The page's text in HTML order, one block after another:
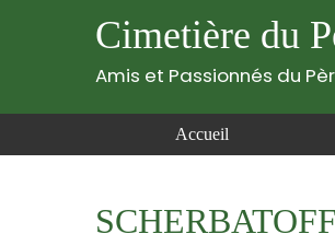
Cimetière du
Amis et Passionnés du
Accueil